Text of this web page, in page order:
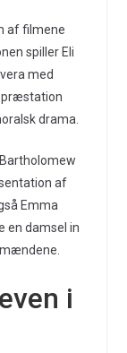
af filmene
spiller Eli
med
præstation
drama.
af
Emma
en damsel in
i